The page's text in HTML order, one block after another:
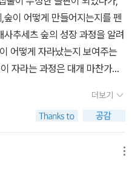
서는 생태계 보호에 더 많은
롭게 보지 않게 되었습니다.이
명해주는 이 책은 당연히 강력
이나 자연숲을 데리고 가준다
그리고...이 책이 충분히 이해된
야기'를 읽어보세요~분명히 좋
이 어떻게 만들어지는지를 펜
추세츠 숲의 성장 과정을 알려
어떻게 자라났는지 보여주는
자라는 과정은 대개 마찬가지
.그림책을 읽고 나서 근처 숲
운 만큼 아쉬웠습니다.(원제 :
엄 재스퍼슨 William G. Jas
(그림)
더보기